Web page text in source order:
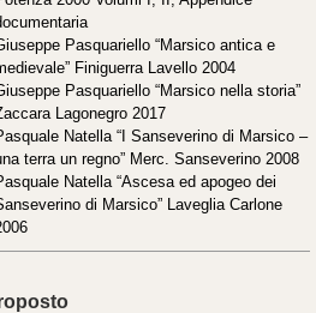
Pasquariello “Marsico antica e
Finiguerra Lavello 2004
Pasquariello “Marsico nella storia”
Lagonegro 2017
Natella “I Sanseverino di Marsico –
terra un regno” Merc. Sanseverino 2008
Natella “Ascesa ed apogeo dei
di Marsico” Laveglia Carlone